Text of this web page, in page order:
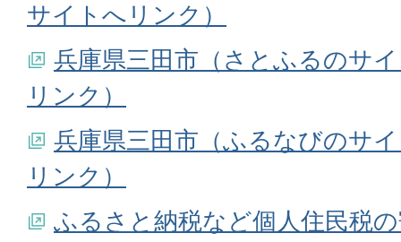
サイトへリンク）
兵庫県三田市（さとふるのサ
リンク）
兵庫県三田市（ふるなびのサ
リンク）
ふるさと納税など個人住民税